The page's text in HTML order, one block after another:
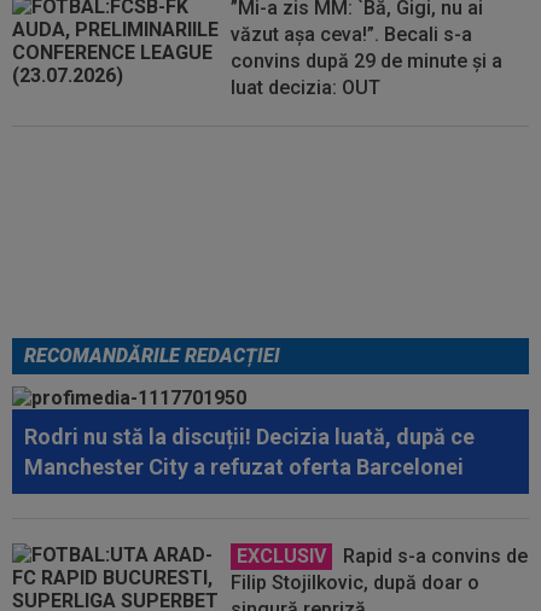
”Mi-a zis MM: `Bă, Gigi, nu ai
văzut așa ceva!”. Becali s-a
convins după 29 de minute și a
luat decizia: OUT
RECOMANDĂRILE REDACȚIEI
Rodri nu stă la discuții! Decizia luată, după ce
Manchester City a refuzat oferta Barcelonei
EXCLUSIV
Rapid s-a convins de
Filip Stojilkovic, după doar o